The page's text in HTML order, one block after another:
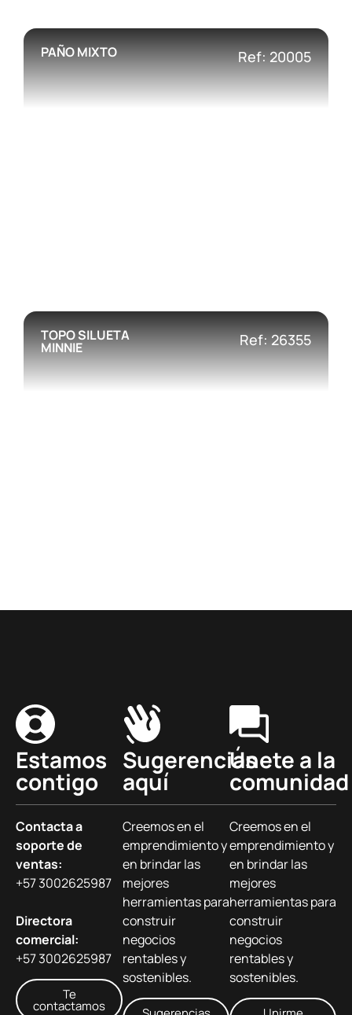
PAÑO MIXTO Ref: 20005
TOPO SILUETA
MINNIE Ref: 26355
Estamos
contigo
Contacta a
soporte de
ventas:
+57 3002625987
Directora
comercial:
+57 3002625987
Te
contactamos
Sugerencias
aquí
Creemos en el
emprendimiento y
en brindar las
mejores
herramientas para
construir
negocios
rentables y
sostenibles.
Únete a la
comunidad
Creemos en el
emprendimiento y
en brindar las
mejores
herramientas para
construir
negocios
rentables y
sostenibles.